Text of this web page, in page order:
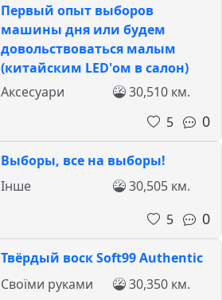
Первый опыт выборов
машины дня или будем
довольствоваться малым
(китайским LED'ом в салон)
Аксесуари
30,510 км.
5
0
Выборы, все на выборы!
Інше
30,505 км.
5
0
Твёрдый воск Soft99 Authentic
Своїми руками
30,350 км.